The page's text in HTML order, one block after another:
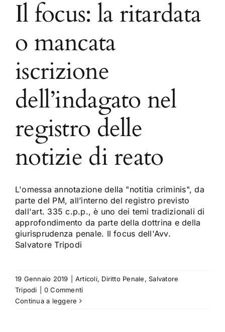
Il focus: la ritardata
o mancata
iscrizione
dell’indagato nel
registro delle
notizie di reato
L'omessa annotazione della "notitia criminis", da
parte del PM, all’interno del registro previsto
dall'art. 335 c.p.p., è uno dei temi tradizionali di
approfondimento da parte della dottrina e della
giurisprudenza penale. Il focus dell'Avv.
Salvatore Tripodi
19 Gennaio 2019 Articoli, Diritto Penale,Salvatore
Tripodi
0 Commenti
Continua a leggere